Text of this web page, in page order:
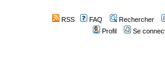
RSS FAQ
Rechercher
Profil
Se